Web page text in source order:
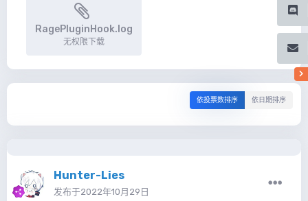
RagePluginHook.log
无权限下载
依投票数排序 依日期排序
Hunter-Lies
发布于2022年10月29日